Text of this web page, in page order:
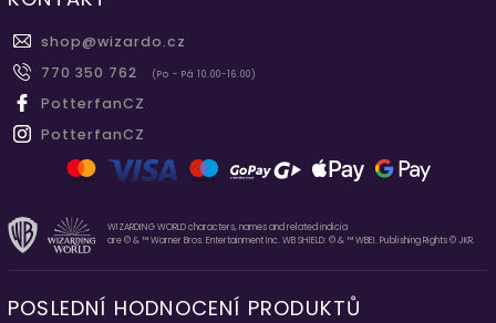
shop@wizardo.cz
770 350 762
(Po - Pá 10.00-16.00)
PotterfanCZ
PotterfanCZ
WIZARDING WORLD characters, names and related indicia
are © & ™ Warner Bros. Entertainment Inc. WB SHIELD: © & ™ WBEI. Publishing Rights © JKR.
POSLEDNÍ HODNOCENÍ PRODUKTŮ